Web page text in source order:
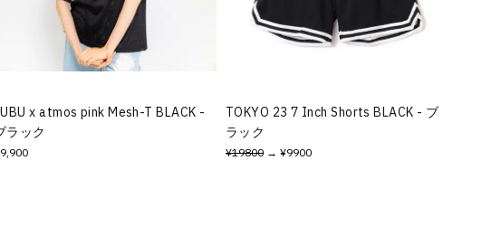
x atmos pink Mesh-T BLACK -
ラック
TOKYO 23 7 Inch Shorts BLACK - ブ
ラック
¥19800 → ¥9900